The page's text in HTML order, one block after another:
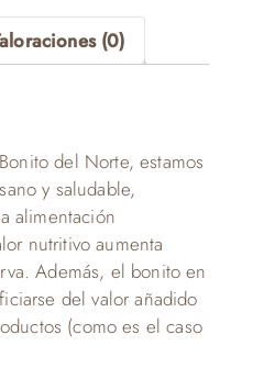
(0)
del Norte, estamos
y saludable,
alimentación
nutritivo aumenta
Además, el bonito en
del valor añadido
(como es el caso